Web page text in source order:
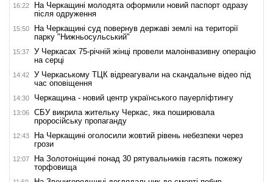
16:22
На Черкащині молодята оформили новий паспорт одразу
після одруження
15:50
На Черкащині суд повернув державі землі на території
парку "Нижньосульський"
15:37
У Черкасах 75-річній жінці провели малоінвазивну операцію
на серці
14:42
У Черкаському ТЦК відреагували на скандальне відео під
час оповіщення
14:30 Черкащина - новий центр українського пауерліфтингу
13:06
СБУ викрила жительку Черкас, яка поширювала
проросійську пропаганду
12:43
На Черкащині оголосили жовтий рівень небезпеки через
грози
12:07
На Золотоніщині понад 30 рятувальників гасять пожежу
торфовища